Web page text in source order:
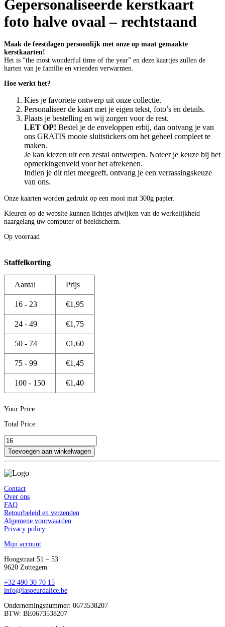
Gepersonaliseerde kerstkaart
foto halve ovaal – rechtstaand
Maak de feestdagen persoonlijk met onze op maat gemaakte
kerstkaarten!
Het is “the most wonderful time of the year” en deze kaartjes zullen de
harten van je familie en vrienden verwarmen.
Hoe werkt het?
Kies je favoriete ontwerp uit onze collectie.
Personaliseer de kaart met je eigen tekst, foto’s en details.
Plaats je bestelling en wij zorgen voor de rest.
LET OP! Bestel je de enveloppen erbij, dan ontvang je van
ons GRATIS mooie sluitstickers om het geheel compleet te
maken.
Je kan kiezen uit een zestal ontwerpen. Noteer je keuze bij het
opmerkingenveld voor het afrekenen.
Indien je dit niet meegeeft, ontvang je een verrassingskeuze
van ons.
Onze kaarten worden gedrukt op een mooi mat 300g papier.
Kleuren op de website kunnen lichtjes afwijken van de werkelijkheid
naargelang uw computer of beeldscherm.
Op voorraad
Staffelkorting
Aantal Prijs
16 - 23 €1,95
24 - 49 €1,75
50 - 74 €1,60
75 - 99 €1,45
100 - 150 €1,40
Your Price:
Total Price:
Gepersonaliseerde
kerstkaart
foto
ovaal
-
rechtstaand
aantal
Toevoegen aan winkelwagen
Contact
Over ons
FAQ
Retourbeleid en verzenden
Algemene voorwaarden
Privacy policy
Mijn account
Hoogstraat 51 – 53
9620 Zottegem
‭+32 490 30 70 15‬
info@lasoeurdalice.be
Ondernemingsnummer: 0673538207
BTW: BE0673538207